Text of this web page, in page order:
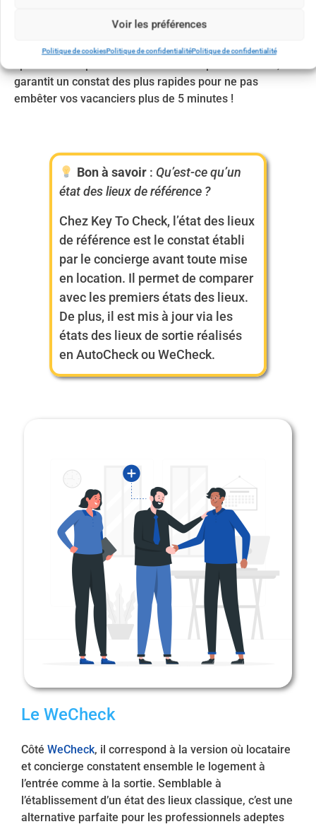
Voir les préférences
Politique de cookiesPolitique de confidentialitéPolitique de confidentialité
des lieux de sortie lors du ménage.
Bien entendue, la version AutoCheck est pensé
garantit un constat des plus rapides pour ne pas
embêter vos vacanciers plus de 5 minutes !
Bon à savoir : Qu’est-ce qu’un
état des lieux de référence ?
Chez Key To Check, l’état des lieux
de référence est le constat établi
par le concierge avant toute mise
en location. Il permet de comparer
avec les premiers états des lieux.
De plus, il est mis à jour via les
états des lieux de sortie réalisés
en AutoCheck ou WeCheck.
Le WeCheck
Côté WeCheck, il correspond à la version où locataire
et concierge constatent ensemble le logement à
l’entrée comme à la sortie. Semblable à
l’établissement d’un état des lieux classique, c’est une
alternative parfaite pour les professionnels adeptes